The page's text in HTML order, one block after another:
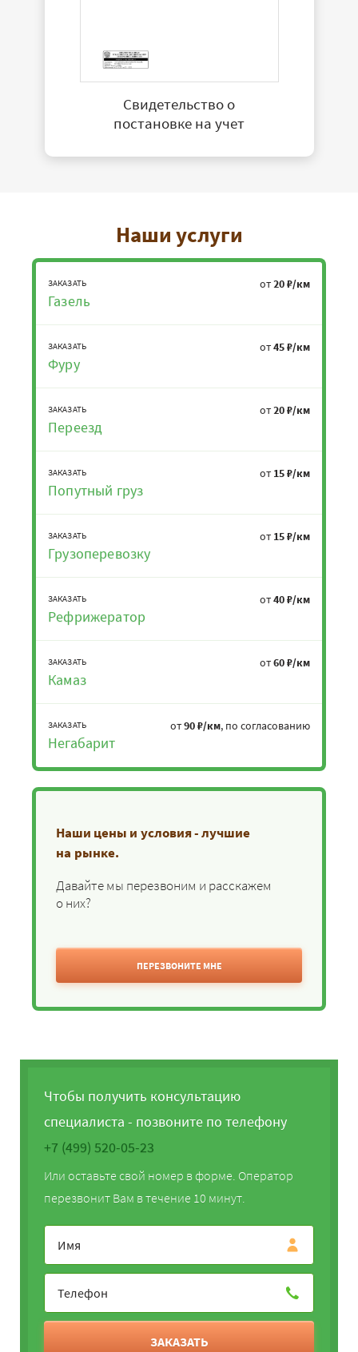
Свидетельство о
постановке на учет
Наши услуги
ЗАКАЗАТЬ
Газель
от20 ₽/км
ЗАКАЗАТЬ
Фуру
от45 ₽/км
ЗАКАЗАТЬ
Переезд
от20 ₽/км
ЗАКАЗАТЬ
Попутный груз
от 15 ₽/км
ЗАКАЗАТЬ
Грузоперевозку
от 15 ₽/км
ЗАКАЗАТЬ
Рефрижератор
от40 ₽/км
ЗАКАЗАТЬ
Камаз
от60 ₽/км
ЗАКАЗАТЬ
Негабарит
от90 ₽/км, по согласованию
Наши цены и условия - лучшие
на рынке.
Давайте мы перезвоним и расскажем
о них?
ПЕРЕЗВОНИТЕ МНЕ
Чтобы получить консультацию
специалиста - позвоните по телефону
+7 (499) 520-05-23
Или оставьте свой номер в форме. Оператор
перезвонит Вам в течение 10 минут.
ЗАКАЗАТЬ